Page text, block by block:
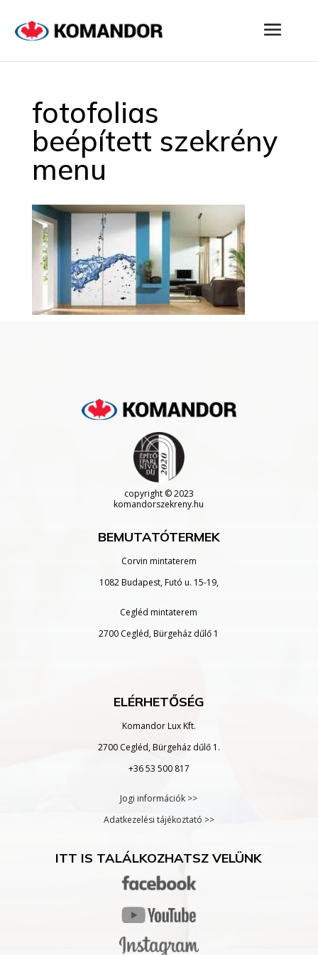
fotofolias
beépített szekrény
menu
copyright© 2023
komandorszekreny.hu
BEMUTATÓTERMEK
Corvin mintaterem
1082 Budapest, Futó u. 15-19,
Cegléd mintaterem
2700 Cegléd, Bürgeház dűlő 1
ELÉRHETŐSÉG
Komandor Lux Kft.
2700 Cegléd, Bürgeház dűlő 1.
+36 53 500 817
Jogi információk >>
Adatkezelési tájékoztató >>
ITT IS TALÁLKOZHATSZ VELÜNK